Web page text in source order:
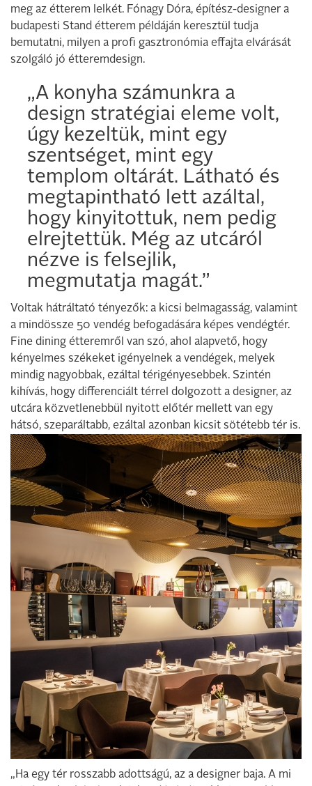
meg az étterem lelkét. Fónagy Dóra, építész-designer a
budapesti Stand étterem példáján keresztül tudja
bemutatni, milyen a profi gasztronómia effajta elvárását
szolgáló jó étteremdesign.
„A konyha számunkra a
design stratégiai eleme volt,
úgy kezeltük, mint egy
szentséget, mint egy
templom oltárát. Látható és
megtapintható lett azáltal,
hogy kinyitottuk, nem pedig
elrejtettük. Még az utcáról
nézve is felsejlik,
megmutatja magát.”
Voltak hátráltató tényezők: a kicsi belmagasság, valamint
a mindössze 50 vendég befogadására képes vendégtér.
Fine dining étteremről van szó, ahol alapvető, hogy
kényelmes székeket igényelnek a vendégek, melyek
mindig nagyobbak, ezáltal térigényesebbek. Szintén
kihívás, hogy differenciált térrel dolgozott a designer, az
utcára közvetlenebbül nyitott előtér mellett van egy
hátsó, szeparáltabb, ezáltal azonban kicsit sötétebb tér is.
„Ha egy tér rosszabb adottságú, az a designer baja. A mi